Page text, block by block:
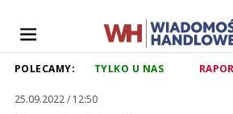
POLECAMY: TYLKO U NAS
25.09.2022 / 12:50